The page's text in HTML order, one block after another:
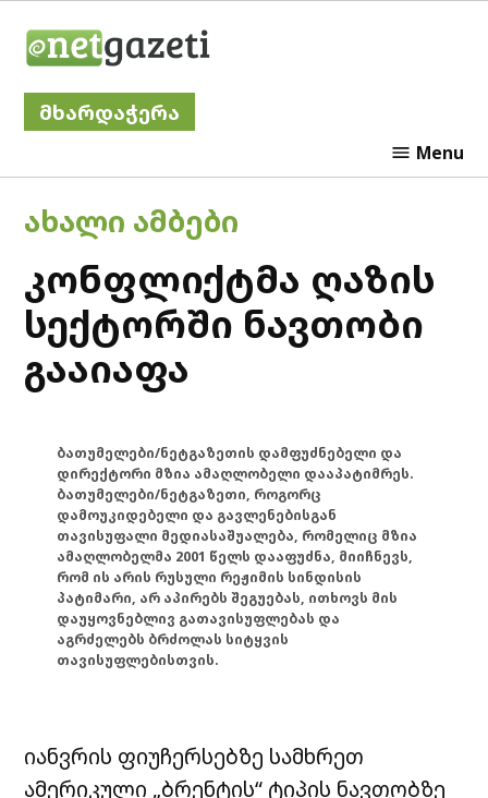
მხარდაჭერა
Menu
POSTED
ᲐᲮᲐᲚᲘ ᲐᲛᲑᲔᲑᲘ
კონფლიქტმა ღაზის
სექტორში ნავთობი
გააიაფა
ბათუმელები/ნეტგაზეთის დამფუძნებელი და
დირექტორი მზია ამაღლობელი დააპატიმრეს.
ბათუმელები/ნეტგაზეთი, როგორც
დამოუკიდებელი და გავლენებისგან
თავისუფალი მედიასაშუალება, რომელიც მზია
ამაღლობელმა 2001 წელს დააფუძნა, მიიჩნევს,
რომ ის არის რუსული რეჟიმის სინდისის
პატიმარი, არ აპირებს შეგუებას, ითხოვს მის
დაუყოვნებლივ გათავისუფლებას და
აგრძელებს ბრძოლას სიტყვის
თავისუფლებისთვის.
იანვრის ფიუჩერსებზე სამხრეთ
ამერიკული „ბრენტის“ ტიპის ნავთობზე